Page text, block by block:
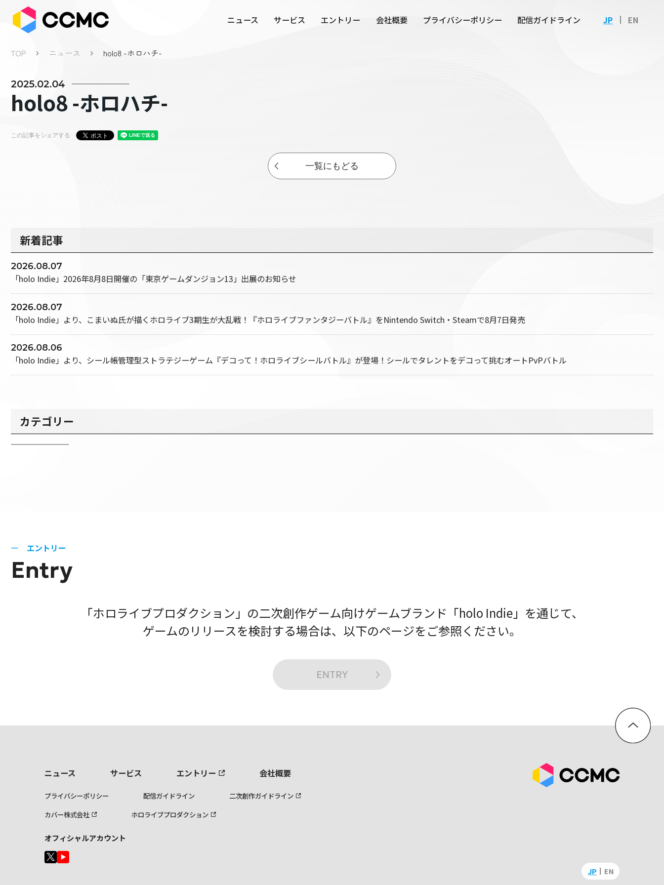
ニュース サービス エントリー 会社概要 プライバシーポリシー 配信ガイドライン EN
JP
TOP ニュース holo8 -ホロハチ-
2025.02.04
holo8 -ホロハチ-
この記事をシェアする
一覧にもどる
新着記事
2026.08.07
「holo Indie」2026年8月8日開催の「東京ゲームダンジョン13」出展のお知らせ
2026.08.07
「holo Indie」より、こまいぬ氏が描くホロライブ3期生が大乱戦！『ホロライブファンタジーバトル』をNintendo Switch・Steamで8月7日発売
2026.08.06
「holo Indie」より、シール帳管理型ストラテジーゲーム『デコって！ホロライブシールバトル』が登場！シールでタレントをデコって挑むオートPvPバトル
カテゴリー
エントリー
Entry
「ホロライブプロダクション」の二次創作ゲーム向けゲームブランド「holo Indie」を通じて、
ゲームのリリースを検討する場合は、以下のページをご参照ください。
ENTRY
EN
JP
ニュース サービス エントリー 会社概要
プライバシーポリシー 配信ガイドライン
二次創作ガイドライン
カバー株式会社
ホロライブプロダクション
オフィシャルアカウント